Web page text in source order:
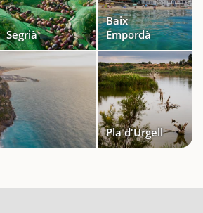
Segrià
Baix
Empordà
Pla d'Urgell